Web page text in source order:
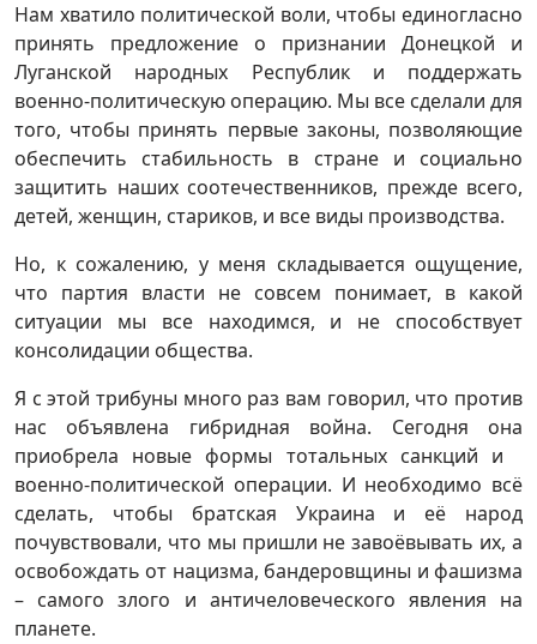
Нам хватило политической воли, чтобы единогласно
принять предложение о признании Донецкой и
Луганской народных Республик и поддержать
военно-политическую операцию. Мы все сделали для
того, чтобы принять первые законы, позволяющие
обеспечить стабильность в стране и социально
защитить наших соотечественников, прежде всего,
детей, женщин, стариков, и все виды производства.
Но, к сожалению, у меня складывается ощущение,
что партия власти не совсем понимает, в какой
ситуации мы все находимся, и не способствует
консолидации общества.
Я с этой трибуны много раз вам говорил, что против
нас объявлена гибридная война. Сегодня она
приобрела новые формы тотальных санкций и
военно-политической операции. И необходимо всё
сделать, чтобы братская Украина и её народ
почувствовали, что мы пришли не завоёвывать их, а
освобождать от нацизма, бандеровщины и фашизма
– самого злого и античеловеческого явления на
планете.